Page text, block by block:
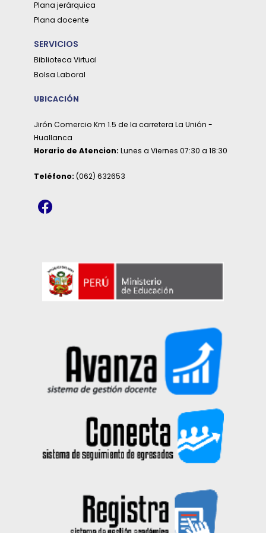
Plana jerárquica
Plana docente
SERVICIOS
Biblioteca Virtual
Bolsa Laboral
UBICACIÓN
Jirón Comercio Km 1.5 de la carretera La Unión -
Huallanca
Horario de Atencion: Lunes a Viernes 07:30 a 18:30
Teléfono: (062) 632653